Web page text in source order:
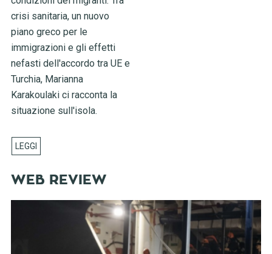
crisi sanitaria, un nuovo
piano greco per le
immigrazioni e gli effetti
nefasti dell'accordo tra UE e
Turchia, Marianna
Karakoulaki ci racconta la
situazione sull'isola.
WEB REVIEW